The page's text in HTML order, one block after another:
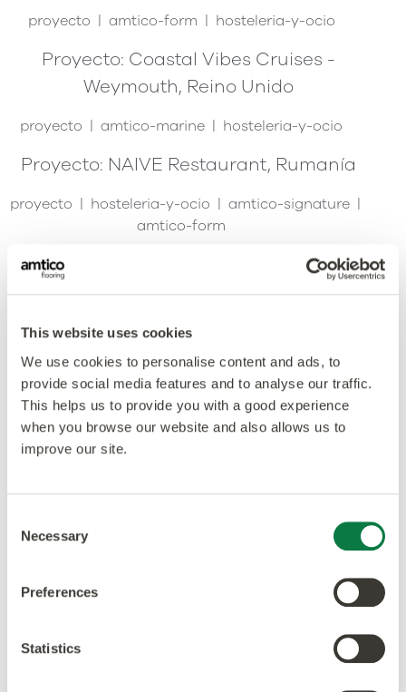
This website uses cookies
We use cookies to personalise content and ads, to
provide social media features and to analyse our traffic.
This helps us to provide you with a good experience
when you browse our website and also allows us to
improve our site.
Selection
Necessary
Preferences
Statistics
proyecto amtico-form hosteleria-y-ocio
Proyecto: Coastal Vibes Cruises -
Weymouth, Reino Unido
proyecto amtico-marine hosteleria-y-ocio
Proyecto: NAIVE Restaurant, Rumanía
proyecto hosteleria-y-ocio
amtico-signature
amtico-form
Proyecto: Café en Aeropuerto de
Gotemburgo-Landvetter, Suecia
proyecto amtico-signature
hosteleria-y-ocio
Proyecto: Consultorio médico Dr.
Scheele, Rosenheim
proyecto amtico-signature
Proyecto: Crêperie Malome, Estocolmo